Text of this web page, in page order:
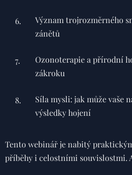
Význam trojrozměrného
zánětů
Ozonoterapie a přírodní
zákroku
Síla mysli: jak může vaše
výsledky hojení
Tento webinář je nabitý
příběhy i celostními souvislostmi.